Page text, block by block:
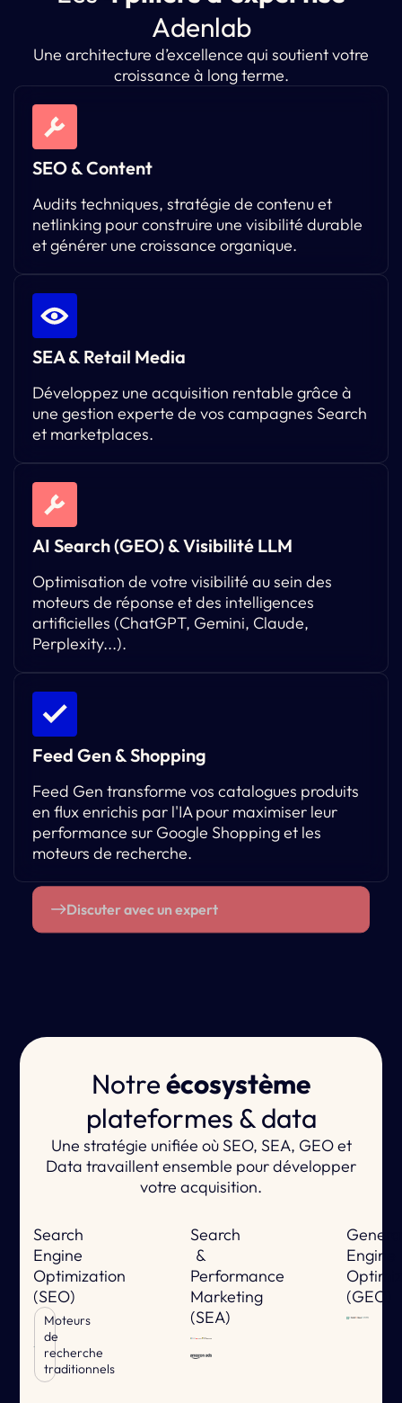
Adenlab
Une architecture d’excellence qui soutient votre
croissance à long terme.
SEO & Content
Audits techniques, stratégie de contenu et
netlinking pour construire une visibilité durable
et générer une croissance organique.
SEA & Retail Media
Développez une acquisition rentable grâce à
une gestion experte de vos campagnes Search
et marketplaces.
AI Search (GEO) & Visibilité LLM
Optimisation de votre visibilité au sein des
moteurs de réponse et des intelligences
artificielles (ChatGPT, Gemini, Claude,
Perplexity...).
Feed Gen & Shopping
Feed Gen transforme vos catalogues produits
en flux enrichis par l'IA pour maximiser leur
performance sur Google Shopping et les
moteurs de recherche.
Discuter avec un expert
Notreécosystème
plateformes & data
Une stratégie unifiée où SEO, SEA, GEO et
Data travaillent ensemble pour développer
votre acquisition.
Search
Engine
Optimization
(SEO)
Moteurs
de
recherche
traditionnels
Search
&
Performance
Marketing
(SEA)
Engine
(GEO)